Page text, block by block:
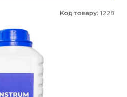
Код товару: 1228